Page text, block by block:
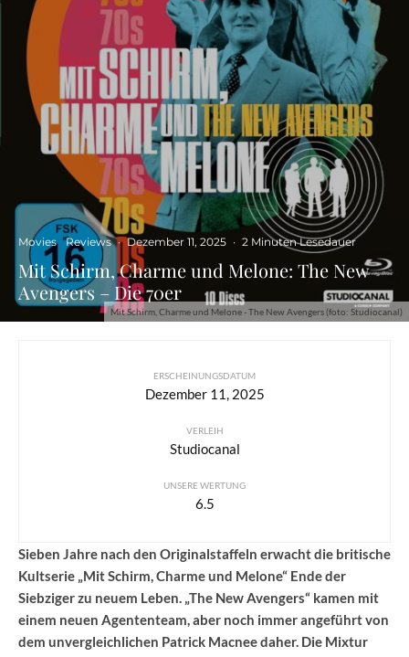
Mit Schirm, Charme und Melone - The New Avengers (foto: Studiocanal)
Movies Reviews · Dezember 11, 2025 · 2 Minuten Lesedauer
Mit Schirm, Charme und Melone: The New
Avengers – Die 70er
ERSCHEINUNGSDATUM
Dezember 11, 2025
VERLEIH
Studiocanal
UNSERE WERTUNG
6.5
Sieben Jahre nach den Originalstaffeln erwacht die britische
Kultserie „Mit Schirm, Charme und Melone“ Ende der
Siebziger zu neuem Leben. „The New Avengers“ kamen mit
einem neuen Agententeam, aber noch immer angeführt von
dem unvergleichlichen Patrick Macnee daher. Die Mixtur